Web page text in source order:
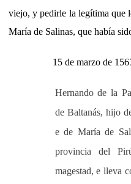
viejo, y pedirle la legítima que
María de Salinas, que había
15 de marzo de
Hernando de la
de Baltanás, hijo
e de María de
provincia del
magestad, e lleva